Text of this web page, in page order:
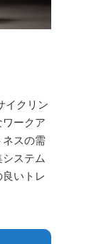
イクリン
ークア
ネスの需
ステム
いトレ